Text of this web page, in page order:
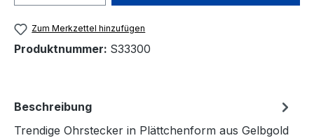
Zum Merkzettel hinzufügen
Produktnummer: S33300
Beschreibung
Trendige Ohrstecker in Plättchenform aus Gelbgold